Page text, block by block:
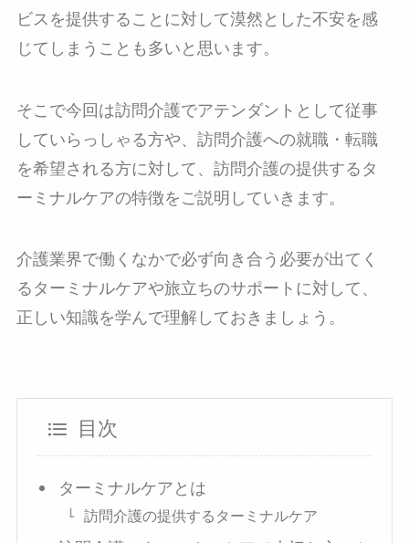
ビスを提供することに対して漠然とした不安を感
じてしまうことも多いと思います。
そこで今回は訪問介護でアテンダントとして従事
していらっしゃる方や、訪問介護への就職・転職
を希望される方に対して、訪問介護の提供するタ
ーミナルケアの特徴をご説明していきます。
介護業界で働くなかで必ず向き合う必要が出てく
るターミナルケアや旅立ちのサポートに対して、
正しい知識を学んで理解しておきましょう。
目次
ターミナルケアとは
訪問介護の提供するターミナルケア